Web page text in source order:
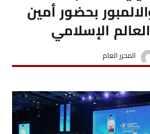
بحضور أمين
الإسلامي
المحرر العام